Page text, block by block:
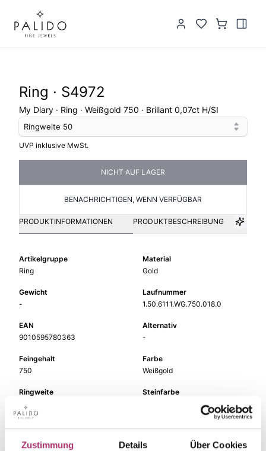
Zustimmung Details Über Cookies
Ring · S4972
My Diary · Ring · Weißgold 750 · Brillant 0,07ct H/SI
Ringweite 50
UVP inklusive MwSt.
NICHT AUF LAGER
BENACHRICHTIGEN, WENN VERFÜGBAR
PRODUKTINFORMATIONEN PRODUKTBESCHREIBUNG
Artikelgruppe
Ring
Material
Gold
Gewicht
-
Laufnummer
1.50.6111.WG.750.018.0
EAN
9010595780363
Alternativ
-
Feingehalt
750
Farbe
Weißgold
Ringweite
Steinfarbe